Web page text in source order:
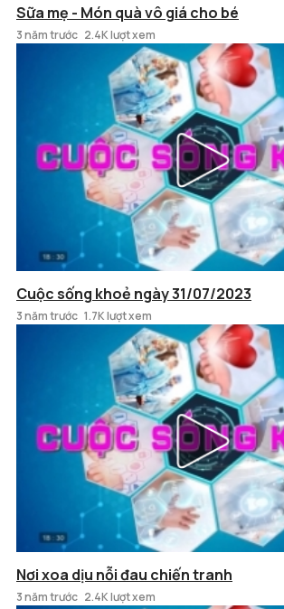
Sữa mẹ - Món quà vô giá cho bé
3 năm trước 2.4K lượt xem
Cuộc sống khoẻ ngày 31/07/2023
3 năm trước 1.7K lượt xem
Nơi xoa dịu nỗi đau chiến tranh
3 năm trước 2.4K lượt xem